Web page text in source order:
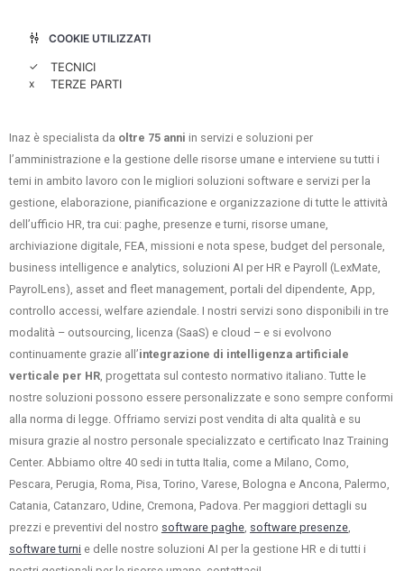
COOKIE UTILIZZATI
✓ TECNICI
x TERZE PARTI
Inaz è specialista da oltre 75 anni in servizi e soluzioni per
l’amministrazione e la gestione delle risorse umane e interviene su tutti i
temi in ambito lavoro con le migliori soluzioni software e servizi per la
gestione, elaborazione, pianificazione e organizzazione di tutte le attività
dell’ufficio HR, tra cui: paghe, presenze e turni, risorse umane,
archiviazione digitale, FEA, missioni e nota spese, budget del personale,
business intelligence e analytics, soluzioni AI per HR e Payroll (LexMate,
PayrolLens), asset and fleet management, portali del dipendente, App,
controllo accessi, welfare aziendale. I nostri servizi sono disponibili in tre
modalità – outsourcing, licenza (SaaS) e cloud – e si evolvono
continuamente grazie all’integrazione di intelligenza artificiale
verticale per HR, progettata sul contesto normativo italiano. Tutte le
nostre soluzioni possono essere personalizzate e sono sempre conformi
alla norma di legge. Offriamo servizi post vendita di alta qualità e su
misura grazie al nostro personale specializzato e certificato Inaz Training
Center. Abbiamo oltre 40 sedi in tutta Italia, come a Milano, Como,
Pescara, Perugia, Roma, Pisa, Torino, Varese, Bologna e Ancona, Palermo,
Catania, Catanzaro, Udine, Cremona, Padova. Per maggiori dettagli su
prezzi e preventivi del nostro software paghe, software presenze,
software turni e delle nostre soluzioni AI per la gestione HR e di tutti i